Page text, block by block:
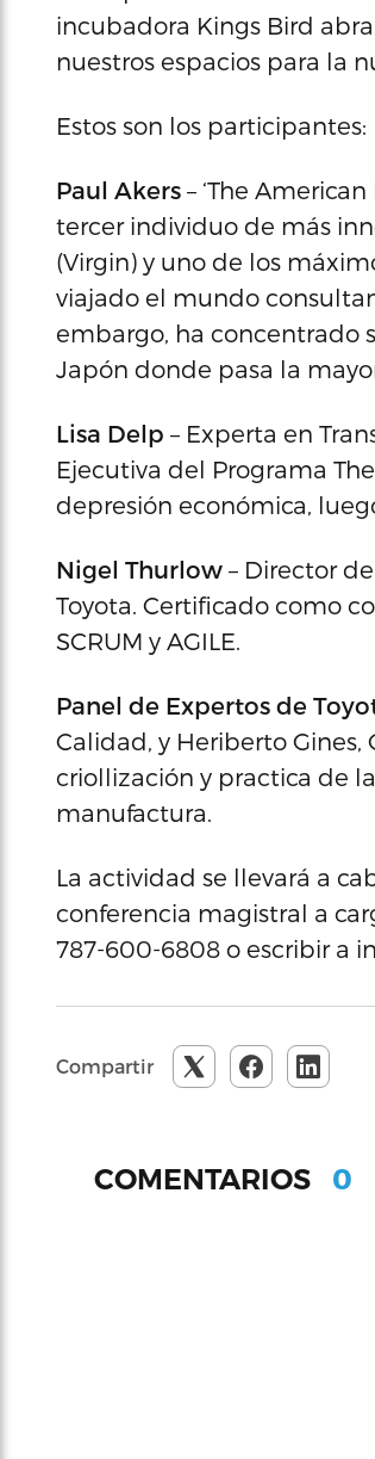
incubadora Kings Bird
nuestros espacios para la
Estos son los participantes:
Paul Akers – ‘The
tercer individuo de más
(Virgin) y uno de los
viajado el mundo
embargo, ha concentrado
Japón donde pasa la
Lisa Delp – Experta en
Ejecutiva del Programa
depresión económica,
Nigel Thurlow – Director
Toyota. Certificado como
SCRUM y AGILE.
Panel de Expertos de
Calidad, y Heriberto Gines,
criollización y practica de
manufactura.
La actividad se llevará a
conferencia magistral a
787-600-6808 o escribir a
Compartir
COMENTARIOS 0